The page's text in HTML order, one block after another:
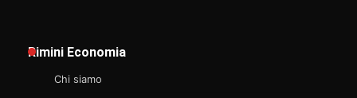
Rimini Economia
Chi siamo